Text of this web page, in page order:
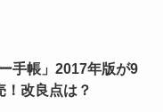
手帳」2017年版が9
！改良点は？